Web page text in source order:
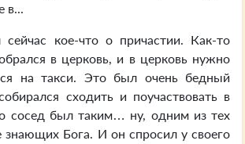
в...
сейчас кое-что о причастии. Как-то
в церковь, и в церковь нужно
на такси. Это был очень бедный
сходить и поучаствовать в
сосед был таким… ну, одним из тех
знающих Бога. И он спросил у своего